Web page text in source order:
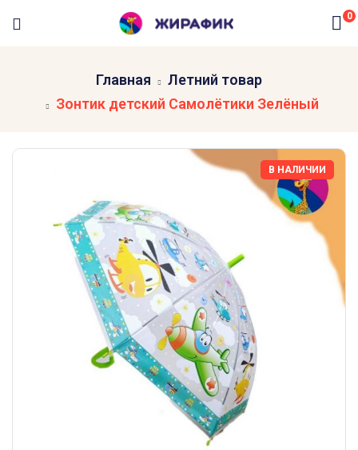
0
Главная
Летний товар
Зонтик детский Самолётики Зелёный
В НАЛИЧИИ